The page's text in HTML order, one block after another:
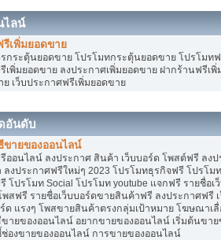
ไลน์
รีเพิ่มยอดขาย
กระตุ้นยอดขาย โปรโมทกระตุ้นยอดขาย โปรโมท
เพิ่มยอดขาย ลงประกาศเพิ่มยอดขาย ฝากร้านฟรีเ
ย เว็บประกาศฟรีเพิ่มยอดขาย
อันดับ
ขายของออนไลน์
ออนไลน์ ลงประกาศ สินค้า เว็บบอร์ด โพสต์ฟรี ลง
งประกาศฟรีใหม่ๆ 2023 โปรโมทธุรกิจฟรี โปรโม
โปรโมท Social โปรโมท youtube แจกฟรี รายชื่อเ
พสฟรี รายชื่อเว็บบอร์ดขายสินค้าฟรี ลงประกาศฟรี
ด แรงๆ โพสขายสินค้าตรงกลุ่มเป้าหมาย โฆษณาเ
ายของออนไลน์ อยากขายของออนไลน์ เริ่มต้นขา
ช่องขายของออนไลน์ การขายของออนไลน์